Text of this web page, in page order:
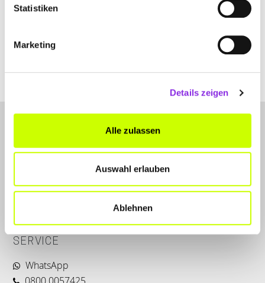
Statistiken
Marketing
Details zeigen
Alle zulassen
Auswahl erlauben
Ablehnen
Siemensstraße 29
Kontakt
SERVICE
WhatsApp